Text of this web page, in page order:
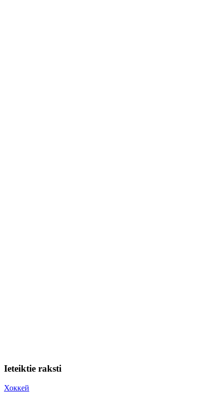
Ieteiktie raksti
Хоккей